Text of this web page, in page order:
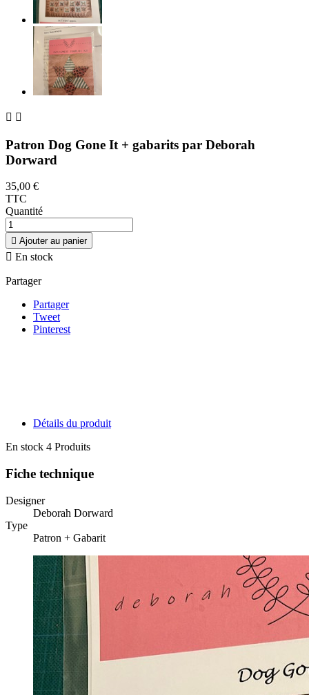
 
Patron Dog Gone It + gabarits par Deborah
Dorward
35,00 €
TTC
Quantité
 Ajouter au panier
 En stock
Partager
Partager
Tweet
Pinterest
Détails du produit
En stock 4 Produits
Fiche technique
Designer
Deborah Dorward
Type
Patron + Gabarit